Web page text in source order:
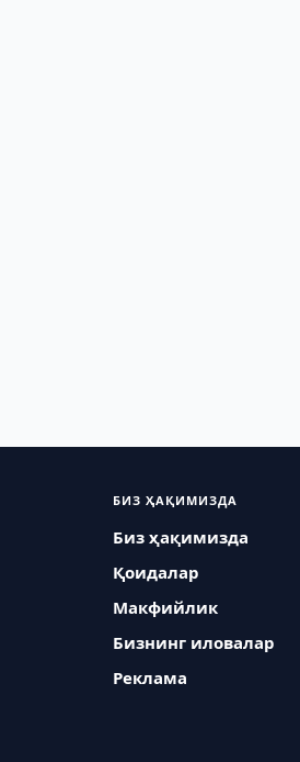
БИЗ ҲАҚИМИЗДА
Биз ҳақимизда
Қоидалар
Макфийлик
Бизнинг иловалар
Реклама